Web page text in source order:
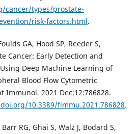
cancer/types/prostate-
risk-factors.html.
GA, Hood SP, Reeder S,
Cancer: Early Detection and
Deep Machine Learning of
Blood Flow Cytometric
Immunol. 2021 Dec;12:786828.
10.3389/fimmu.2021.786828.
RG, Ghai S, Walz J, Bodard S,